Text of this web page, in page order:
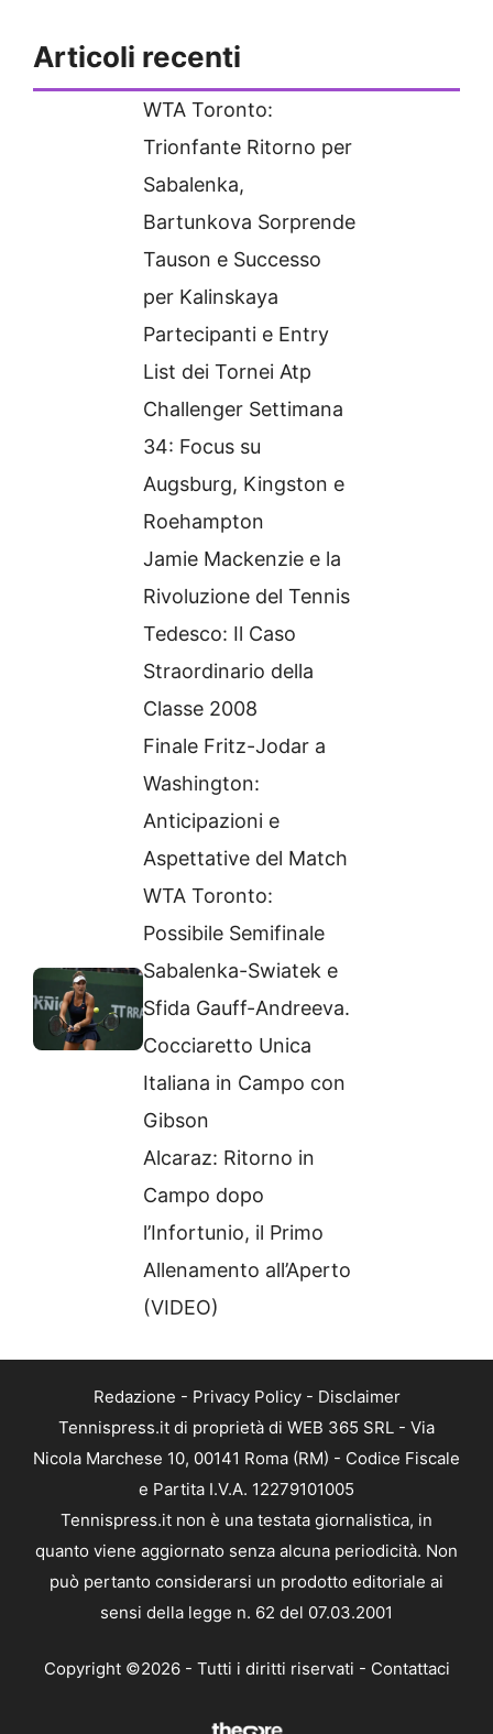
Articoli recenti
WTA Toronto:
Trionfante Ritorno per
Sabalenka,
Bartunkova Sorprende
Tauson e Successo
per Kalinskaya
Partecipanti e Entry
List dei Tornei Atp
Challenger Settimana
34: Focus su
Augsburg, Kingston e
Roehampton
Jamie Mackenzie e la
Rivoluzione del Tennis
Tedesco: Il Caso
Straordinario della
Classe 2008
Finale Fritz-Jodar a
Washington:
Anticipazioni e
Aspettative del Match
WTA Toronto:
Possibile Semifinale
Sabalenka-Swiatek e
Sfida Gauff-Andreeva.
Cocciaretto Unica
Italiana in Campo con
Gibson
Alcaraz: Ritorno in
Campo dopo
l’Infortunio, il Primo
Allenamento all’Aperto
(VIDEO)
Redazione - Privacy Policy- Disclaimer
Tennispress.it di proprietà di WEB 365 SRL - Via
Nicola Marchese 10, 00141 Roma (RM) - Codice Fiscale
e Partita I.V.A. 12279101005
Tennispress.it non è una testata giornalistica, in
quanto viene aggiornato senza alcuna periodicità. Non
può pertanto considerarsi un prodotto editoriale ai
sensi della legge n. 62 del 07.03.2001
Copyright ©2026 - Tutti i diritti riservati - Contattaci